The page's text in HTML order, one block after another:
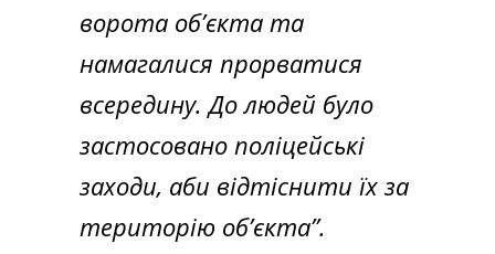
ворота обʼєкта та
намагалися прорватися
всередину. До людей було
застосовано поліцейські
заходи, аби відтіснити їх за
територію обʼєкта”.